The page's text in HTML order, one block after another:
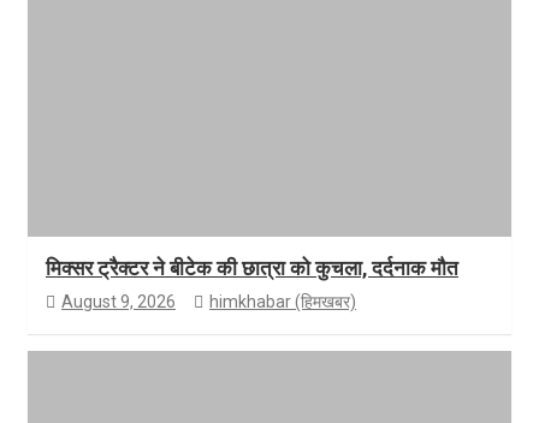
मिक्सर ट्रैक्टर ने बीटेक की छात्रा को कुचला, दर्दनाक मौत
August 9, 2026 himkhabar (हिमखबर)